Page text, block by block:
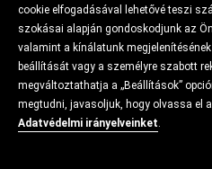
cookie elfogadásával lehetővé teszi
szokásai alapján gondoskodjunk az
valamint a kínálatunk
beállítását vagy a személyre szabott
megváltoztathatja a „Beállítások”
megtudni, javasoljuk, hogy olvassa el a
Adatvédelmi irányelveinket.